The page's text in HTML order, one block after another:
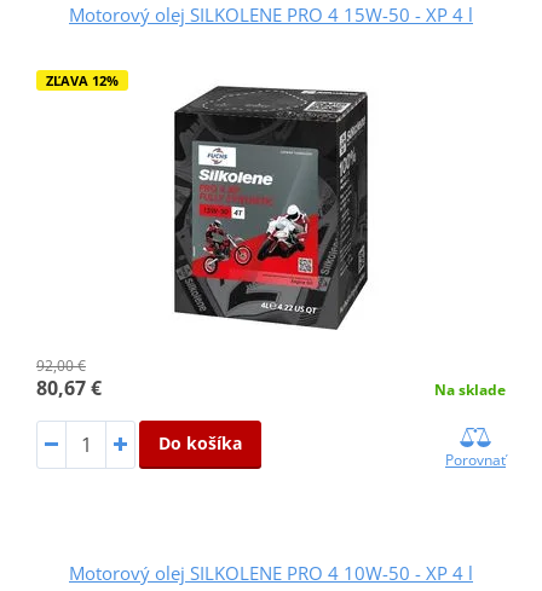
Motorový olej SILKOLENE PRO 4 15W-50 - XP 4 l
ZĽAVA 12%
92,00 €
80,67 € Na sklade
Do košíka
Porovnať
Motorový olej SILKOLENE PRO 4 10W-50 - XP 4 l